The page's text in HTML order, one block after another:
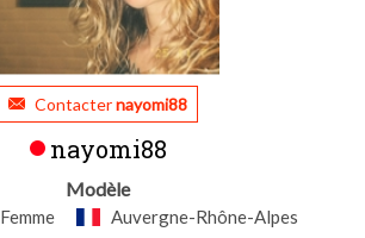
Contacternayomi88
nayomi88
Modèle
Femme Auvergne-Rhône-Alpes